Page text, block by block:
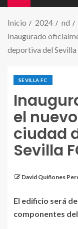
Inicio 2024 nd
Inaugurado
deportiva del Sevilla
SEVILLA FC
el
ciudad
Sevilla
David Quiñones
Del Nido
ciudad deportiva
El edificio será
componentes